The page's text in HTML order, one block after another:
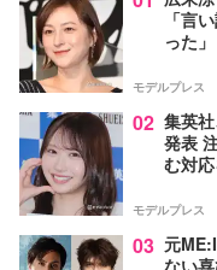
「言
った」
モデルプレス
02 集英
発表
む対応
モデルプレス
03 元
ない